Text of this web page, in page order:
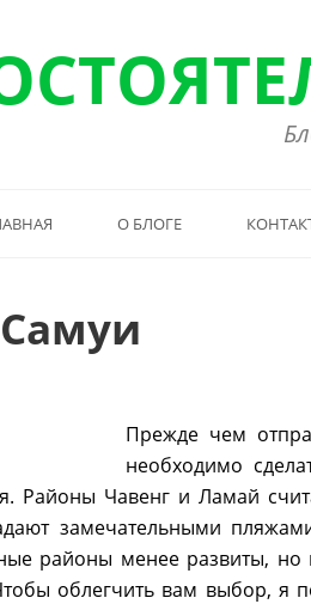
О БЛОГЕ
Прежде чем
необходимо
Районы Чавенг и Ламай
замечательными
районы менее развиты,
облегчить вам выбор, я